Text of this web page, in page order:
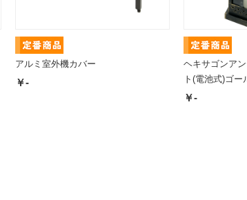
アルミ室外機カバー
￥-
ヘキサゴンア
ト(電池式)ゴー
￥-